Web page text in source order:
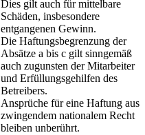
Dies gilt auch für mittelbare
Schäden, insbesondere
entgangenen Gewinn.
Die Haftungsbegrenzung der
Absätze a bis c gilt sinngemäß
auch zugunsten der Mitarbeiter
und Erfüllungsgehilfen des
Betreibers.
Ansprüche für eine Haftung aus
zwingendem nationalem Recht
bleiben unberührt.